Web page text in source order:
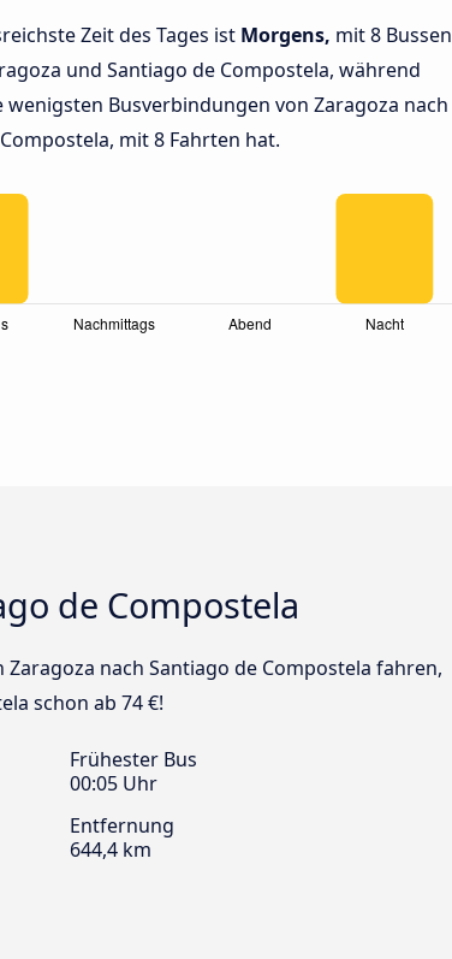
Zeit des Tages ist Morgens, mit 8 Bussen
und Santiago de Compostela, während
wenigsten Busverbindungen von Zaragoza nach
mit 8 Fahrten hat.
de Compostela
nach Santiago de Compostela fahren,
schon ab 74 €!
Frühester Bus
00:05 Uhr
Entfernung
644,4 km